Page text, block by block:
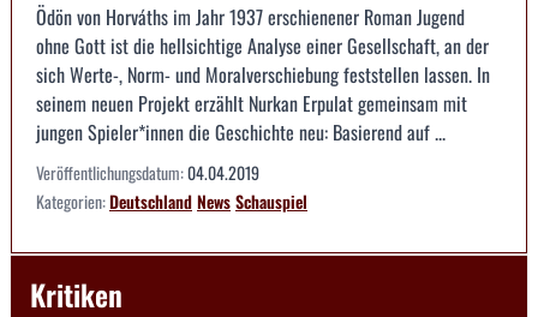
Ödön von Horváths im Jahr 1937 erschienener Roman Jugend
ohne Gott ist die hellsichtige Analyse einer Gesellschaft, an der
sich Werte-, Norm- und Moralverschiebung feststellen lassen. In
seinem neuen Projekt erzählt Nurkan Erpulat gemeinsam mit
jungen Spieler*innen die Geschichte neu: Basierend auf ...
Veröffentlichungsdatum:04.04.2019
Kategorien:DeutschlandNewsSchauspiel
Kritiken